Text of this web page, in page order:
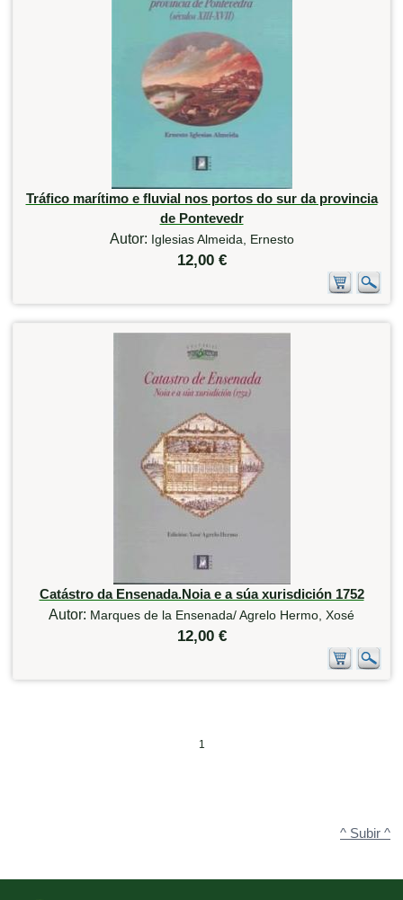
Tráfico marítimo e fluvial nos portos do sur da provincia
de Pontevedr
Autor: Iglesias Almeida, Ernesto
12,00 €
Catástro da Ensenada.Noia e a súa xurisdición 1752
Autor: Marques de la Ensenada/ Agrelo Hermo, Xosé
12,00 €
1
^ Subir ^